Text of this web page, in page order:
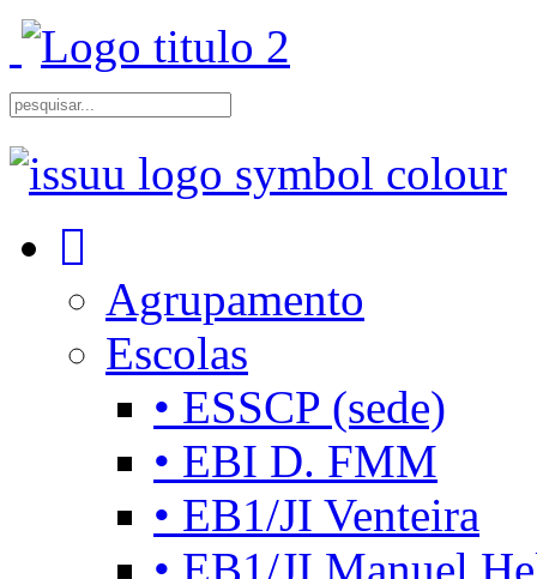
Agrupamento
Escolas
• ESSCP (sede)
• EBI D. FMM
• EB1/JI Venteira